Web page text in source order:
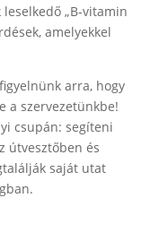
„B-vitamin
amelyekkel
arra, hogy
a szervezetünkbe!
csupán: segíteni
útvesztőben és
saját utat